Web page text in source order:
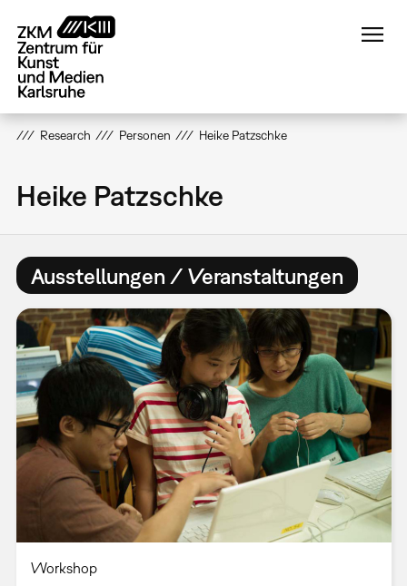
zum
Inhalt
Research Personen Heike Patzschke
Heike Patzschke
Ausstellungen / Veranstaltungen
Workshop